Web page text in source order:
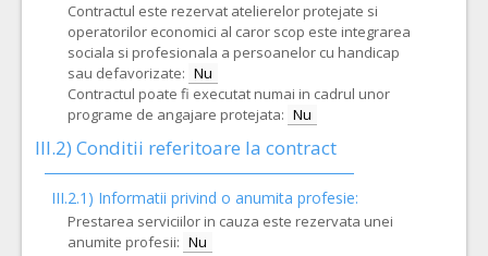
Contractul este rezervat atelierelor protejate si
operatorilor economici al caror scop este integrarea
sociala si profesionala a persoanelor cu handicap
sau defavorizate: Nu
Contractul poate fi executat numai in cadrul unor
programe de angajare protejata: Nu
III.2) Conditii referitoare la contract
III.2.1) Informatii privind o anumita profesie:
Prestarea serviciilor in cauza este rezervata unei
anumite profesii: Nu